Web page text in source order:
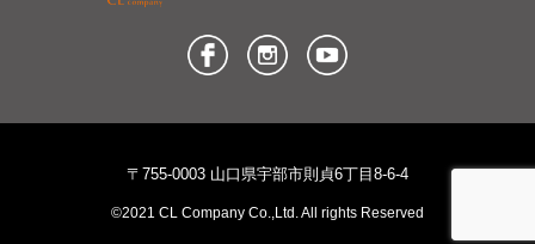
〒755-0003 山口県宇部市則貞6丁目8-6-4
©2021 CL Company Co.,Ltd. All rights Reserved